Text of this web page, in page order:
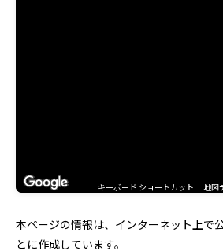
キーボード ショートカット 地図
本ページの情報は、インターネット上で
とに作成しています。